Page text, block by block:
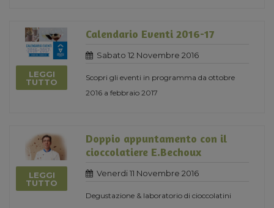
LEGGI
TUTTO
Calendario Eventi 2016-17
Sabato 12 Novembre 2016
Scopri gli eventi in programma da ottobre
2016 a febbraio 2017
LEGGI
TUTTO
Doppio appuntamento con il
cioccolatiere E.Bechoux
Venerdi 11 Novembre 2016
Degustazione & laboratorio di cioccolatini